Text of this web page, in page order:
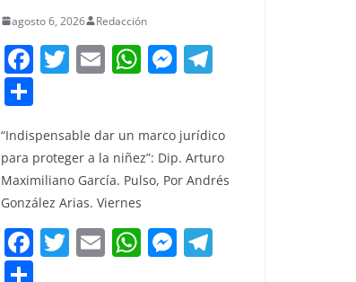
agosto 6, 2026 Redacción
F
e
b
o
o
k
T
er
E
l
W
s
A
p
M
e
n
er
gr
a
m
p
ar
tir
“Indispensable dar un marco jurídico
para proteger a la niñez”: Dip. Arturo
Maximiliano García. Pulso, Por Andrés
González Arias. Viernes
F T E W M